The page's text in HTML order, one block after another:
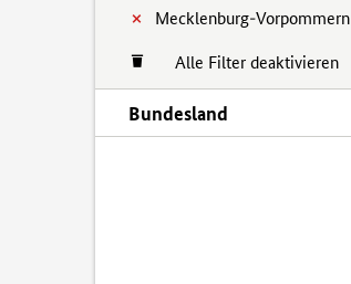
Mecklenburg-Vorpommern
Alle Filter deaktivieren
Bundesland